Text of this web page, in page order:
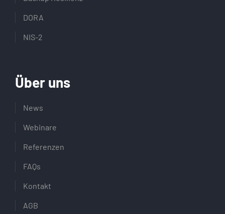
DORA
NIS-2
Über uns
News
Webinare
Referenzen
FAQs
Kontakt
AGB